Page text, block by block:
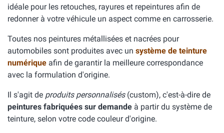
idéale pour les retouches, rayures et repeintures afin de
redonner à votre véhicule un aspect comme en carrosserie.
Toutes nos peintures métallisées et nacrées pour
automobiles sont produites avec un système de teinture
numérique afin de garantir la meilleure correspondance
avec la formulation d'origine.
Il s'agit de produits personnalisés(custom), c'est-à-dire de
peintures fabriquées sur demande à partir du système de
teinture, selon votre code couleur d'origine.